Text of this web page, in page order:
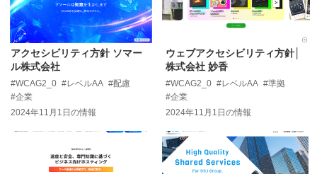
アクセシビリティ方針 ソマー
ル株式会社
#WCAG2_0 #レベルAA #配慮
#企業
2024年11月1日の情報
ウェブアクセシビリティ方針│
株式会社 妙香
#WCAG2_0 #レベルAA #準拠
#企業
2024年11月1日の情報